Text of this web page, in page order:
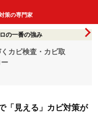
策の専門家
の一番の強み
カビ検査・カビ取
「見える」カビ対策が